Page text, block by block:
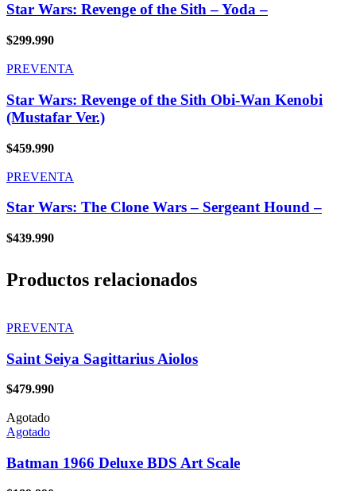
Star Wars: Revenge of the Sith – Yoda –
$299.990
PREVENTA
Star Wars: Revenge of the Sith Obi-Wan Kenobi
(Mustafar Ver.)
$459.990
PREVENTA
Star Wars: The Clone Wars – Sergeant Hound –
$439.990
Productos relacionados
PREVENTA
Saint Seiya Sagittarius Aiolos
$479.990
Agotado
Agotado
Batman 1966 Deluxe BDS Art Scale